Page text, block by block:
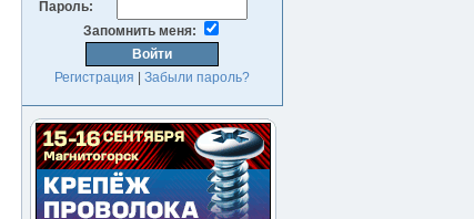
Пароль:
Запомнить меня:
Регистрация Забыли пароль?